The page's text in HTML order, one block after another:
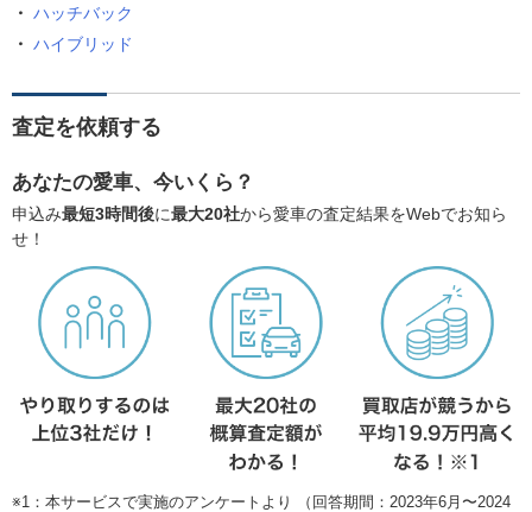
ハッチバック
ハイブリッド
査定を依頼する
あなたの愛車、今いくら？
申込み最短3時間後に最大20社から愛車の査定結果をWebでお知ら
せ！
※1：本サービスで実施のアンケートより （回答期間：2023年6月〜2024